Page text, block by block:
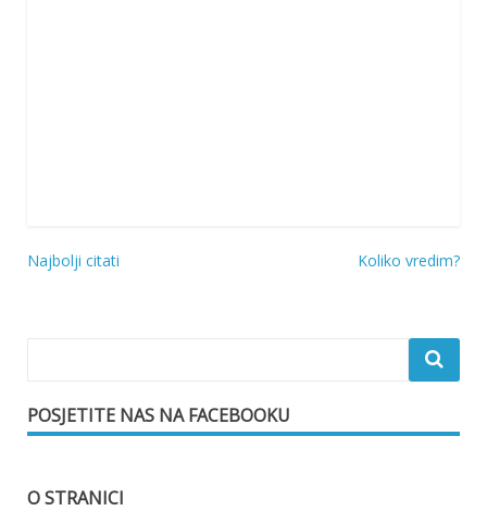
Najbolji citati Koliko vredim?
POSJETITE NAS NA FACEBOOKU
O STRANICI